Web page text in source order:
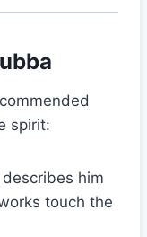
spirit:
describes him
touch the